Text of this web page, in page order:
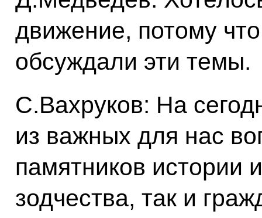
движение, потому
обсуждали эти темы.
С.Вахруков: На
из важных для нас
памятников истории
зодчества, так и